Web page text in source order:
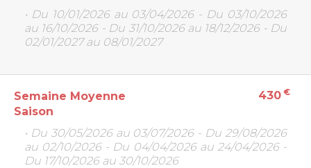
• Du 10/01/2026 au 03/04/2026 - Du 03/10/2026
au 16/10/2026 - Du 31/10/2026 au 18/12/2026 - Du
02/01/2027 au 08/01/2027
Semaine Moyenne
Saison
430 €
• Du 30/05/2026 au 03/07/2026 - Du 29/08/2026
au 02/10/2026 - Du 04/04/2026 au 24/04/2026 -
Du 17/10/2026 au 30/10/2026